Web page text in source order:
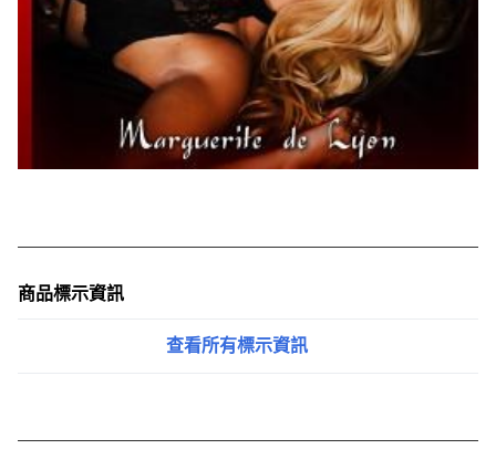
商品標示資訊
查看所有標示資訊